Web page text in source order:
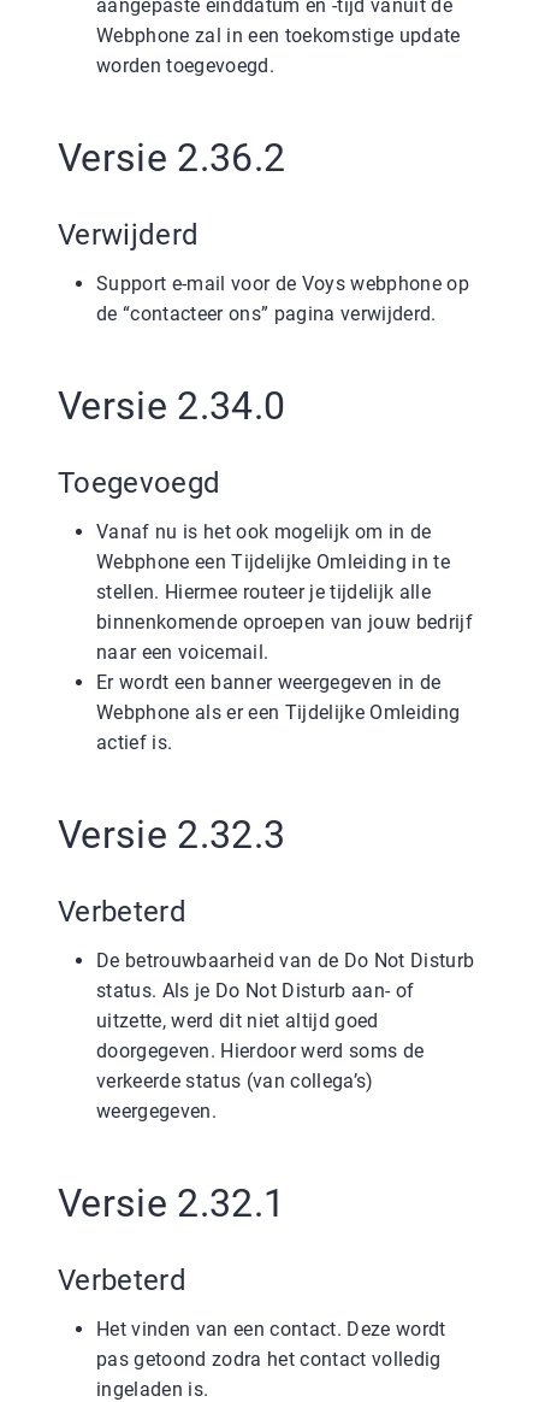
aangepaste einddatum en -tijd vanuit de
Webphone zal in een toekomstige update
worden toegevoegd.
Versie 2.36.2
Verwijderd
Support e-mail voor de Voys webphone op
de “contacteer ons” pagina verwijderd.
Versie 2.34.0
Toegevoegd
Vanaf nu is het ook mogelijk om in de
Webphone een Tijdelijke Omleiding in te
stellen. Hiermee routeer je tijdelijk alle
binnenkomende oproepen van jouw bedrijf
naar een voicemail.
Er wordt een banner weergegeven in de
Webphone als er een Tijdelijke Omleiding
actief is.
Versie 2.32.3
Verbeterd
De betrouwbaarheid van de Do Not Disturb
status. Als je Do Not Disturb aan- of
uitzette, werd dit niet altijd goed
doorgegeven. Hierdoor werd soms de
verkeerde status (van collega’s)
weergegeven.
Versie 2.32.1
Verbeterd
Het vinden van een contact. Deze wordt
pas getoond zodra het contact volledig
ingeladen is.